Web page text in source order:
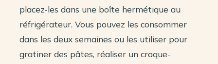
placez-les dans une boîte hermétique au
réfrigérateur. Vous pouvez les consommer
dans les deux semaines ou les utiliser pour
gratiner des pâtes, réaliser un croque-